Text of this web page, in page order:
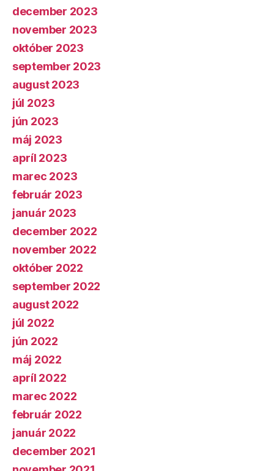
december 2023
november 2023
október 2023
september 2023
august 2023
júl 2023
jún 2023
máj 2023
apríl 2023
marec 2023
február 2023
január 2023
december 2022
november 2022
október 2022
september 2022
august 2022
júl 2022
jún 2022
máj 2022
apríl 2022
marec 2022
február 2022
január 2022
december 2021